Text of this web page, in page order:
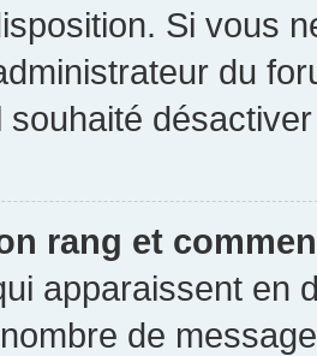
Si vous
du
souhaité
rang et
apparaissent en
de